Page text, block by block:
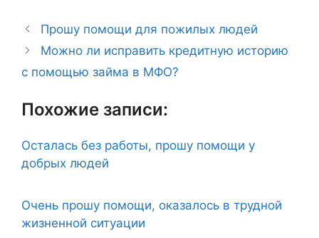
Прошу помощи для пожилых людей
Можно ли исправить кредитную историю
с помощью займа в МФО?
Похожие записи:
Осталась без работы, прошу помощи у
добрых людей
Очень прошу помощи, оказалось в трудной
жизненной ситуации